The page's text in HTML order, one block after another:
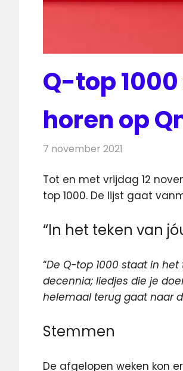
Q-top
horen op
7 november 2021
Tot en met vrijdag 12
top 1000. De lijst gaat
“In het teken van
“De Q-top 1000 staat in
decennia; liedjes die je
helemaal terug gaat naar
Stemmen
De afgelopen weken kon